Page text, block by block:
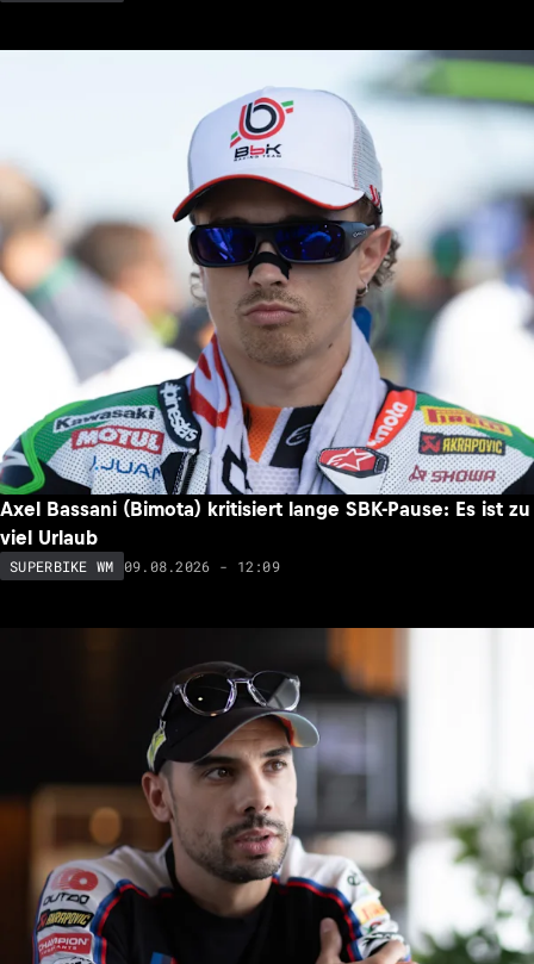
Axel Bassani (Bimota) kritisiert lange SBK-Pause: Es ist zu
viel Urlaub
SUPERBIKE WM 09.08.2026 - 12:09